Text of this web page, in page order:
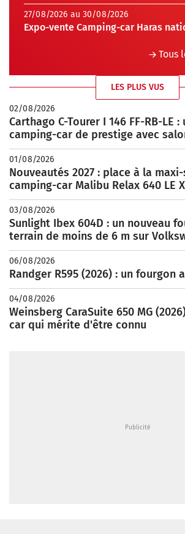
27/08/2026 au 30/08/2026
Expo-vente Camping-car Haras
Tous
LES PLUS VUS
02/08/2026
Carthago C-Tourer I 146 FF-RB-LE
camping-car de prestige avec
01/08/2026
Nouveautés 2027 : place à la
camping-car Malibu Relax 640 LE
03/08/2026
Sunlight Ibex 604D : un nouveau
terrain de moins de 6 m sur
06/08/2026
Randger R595 (2026) : un fourgon
04/08/2026
Weinsberg CaraSuite 650 MG
car qui mérite d'être connu